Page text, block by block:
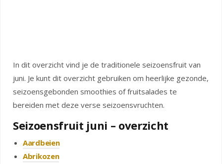
In dit overzicht vind je de traditionele seizoensfruit van
juni. Je kunt dit overzicht gebruiken om heerlijke gezonde,
seizoensgebonden smoothies of fruitsalades te
bereiden met deze verse seizoensvruchten.
Seizoensfruit juni – overzicht
Aardbeien
Abrikozen